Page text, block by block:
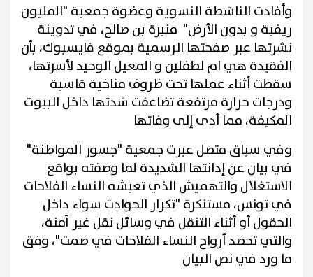
وأفادت الناشطة النسوية وعضوة جمعية "المليون
ريفية و بدون الأرض" منيرة بن صالح، في تدوينة
نشرتها عبر صفحتها الرسمية بموقع فايسبوك، بأن
الفقيدة هي ام لطفلين و المعيل الوحيد لأسرتها،
سقطت أثناء عملها تحت ظروف مناخية قاسية
ودرجات حرارة مرتفعة تضاعفت شدتها داخل البيوت
المكيفة، مما أدى إلى وفاتها
وفي سياق متصل عبرت جمعية "جسور المواطنة"
في بيان عن إدانتها الشديدة لما وصفته بواقع
الاستغلال والتهميش الذي تعيشه النساء الفلاحات
في تونس، مستنكرة "تكرار الحوادث سواء داخل
الحقول أو أثناء التنقل في وسائل نقل غير آمنة،
والتي تحصد أرواح النساء الفلاحات في صمت"، وفق
ما ورد في نص البيان